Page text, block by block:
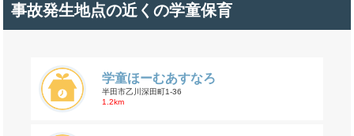
事故発生地点の近くの学童保育
学童ほーむあすなろ
半田市乙川深田町1-36
1.2km